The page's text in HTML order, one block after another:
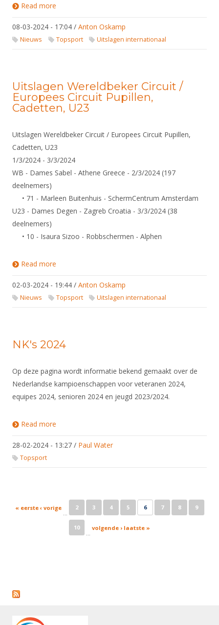
Read more
08-03-2024 - 17:04 / Anton Oskamp
Nieuws Topsport Uitslagen internationaal
Uitslagen Wereldbeker Circuit /
Europees Circuit Pupillen,
Cadetten, U23
Uitslagen Wereldbeker Circuit / Europees Circuit Pupillen,
Cadetten, U23
1/3/2024 - 3/3/2024
WB - Dames Sabel - Athene Greece - 2/3/2024 (197
deelnemers)
• 71 - Marleen Buitenhuis - SchermCentrum Amsterdam
U23 - Dames Degen - Zagreb Croatia - 3/3/2024 (38
deelnemers)
• 10 - Isaura Sizoo - Robbschermen - Alphen
Read more
02-03-2024 - 19:44 / Anton Oskamp
Nieuws Topsport Uitslagen internationaal
NK's 2024
Op deze pagina wordt informatie bekend gemaakt over de
Nederlandse kampioenschappen voor veteranen 2024,
equipes 2024, senioren 2024 en jeugd 2023/2024.
Read more
28-02-2024 - 13:27 / Paul Water
Topsport
Pages
« eerste ‹ vorige 2 3 4 5 6 7 8 9
10
volgende › laatste »